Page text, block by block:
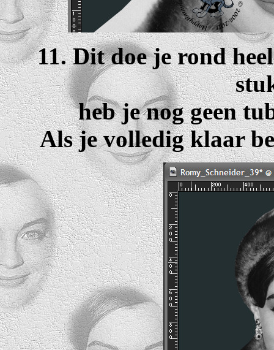
11. Dit doe je rond
heb je nog geen
Als je volledig klaar